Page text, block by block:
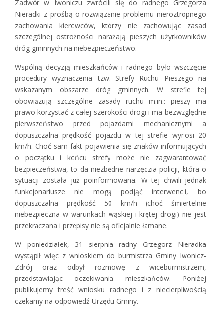
Zadwór w Iwoniczu zwrócili się do radnego Grzegorza
Nieradki z prośbą o rozwiązanie problemu nieroztropnego
zachowania kierowców, którzy nie zachowując zasad
szczególnej ostrożności narażają pieszych użytkowników
dróg gminnych na niebezpieczeństwo.
Wspólną decyzją mieszkańców i radnego było wszczęcie
procedury wyznaczenia tzw. Strefy Ruchu Pieszego na
wskazanym obszarze dróg gminnych. W strefie tej
obowiązują szczególne zasady ruchu m.in.: pieszy ma
prawo korzystać z całej szerokości drogi i ma bezwzględne
pierwszeństwo przed pojazdami mechanicznymi a
dopuszczalna prędkość pojazdu w tej strefie wynosi 20
km/h. Choć sam fakt pojawienia się znaków informujących
o początku i końcu strefy może nie zagwarantować
bezpieczeństwa, to da niezbędne narzędzia policji, która o
sytuacji została już poinformowana. W tej chwili jednak
funkcjonariusze nie mogą podjąć interwencji, bo
dopuszczalna prędkość 50 km/h (choć śmiertelnie
niebezpieczna w warunkach wąskiej i krętej drogi) nie jest
przekraczana i przepisy nie są oficjalnie łamane.
W poniedziałek, 31 sierpnia radny Grzegorz Nieradka
wystąpił więc z wnioskiem do burmistrza Gminy Iwonicz-
Zdrój oraz odbył rozmowę z wiceburmistrzem,
przedstawiając oczekiwania mieszkańców. Poniżej
publikujemy treść wniosku radnego i z niecierpliwością
czekamy na odpowiedź Urzędu Gminy.